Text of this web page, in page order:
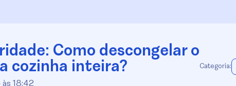
Como descongelar o
cozinha inteira?
às 18:42
Categoria: